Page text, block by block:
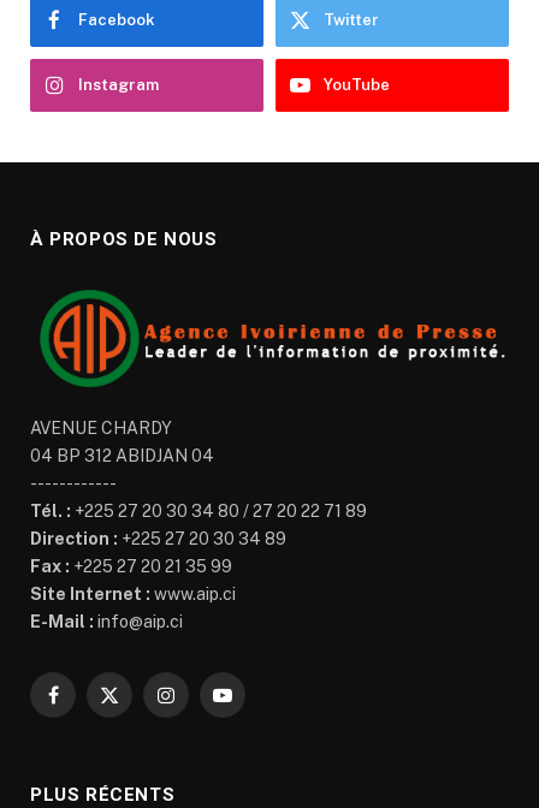
Facebook Twitter
Instagram YouTube
À PROPOS DE NOUS
AVENUE CHARDY
04 BP 312 ABIDJAN 04
------------
Tél. : +225 27 20 30 34 80 / 27 20 22 71 89
Direction : +225 27 20 30 34 89
Fax : +225 27 20 21 35 99
Site Internet : www.aip.ci
E-Mail : info@aip.ci
Facebook
X
InstagramYouTube
PLUS RÉCENTS